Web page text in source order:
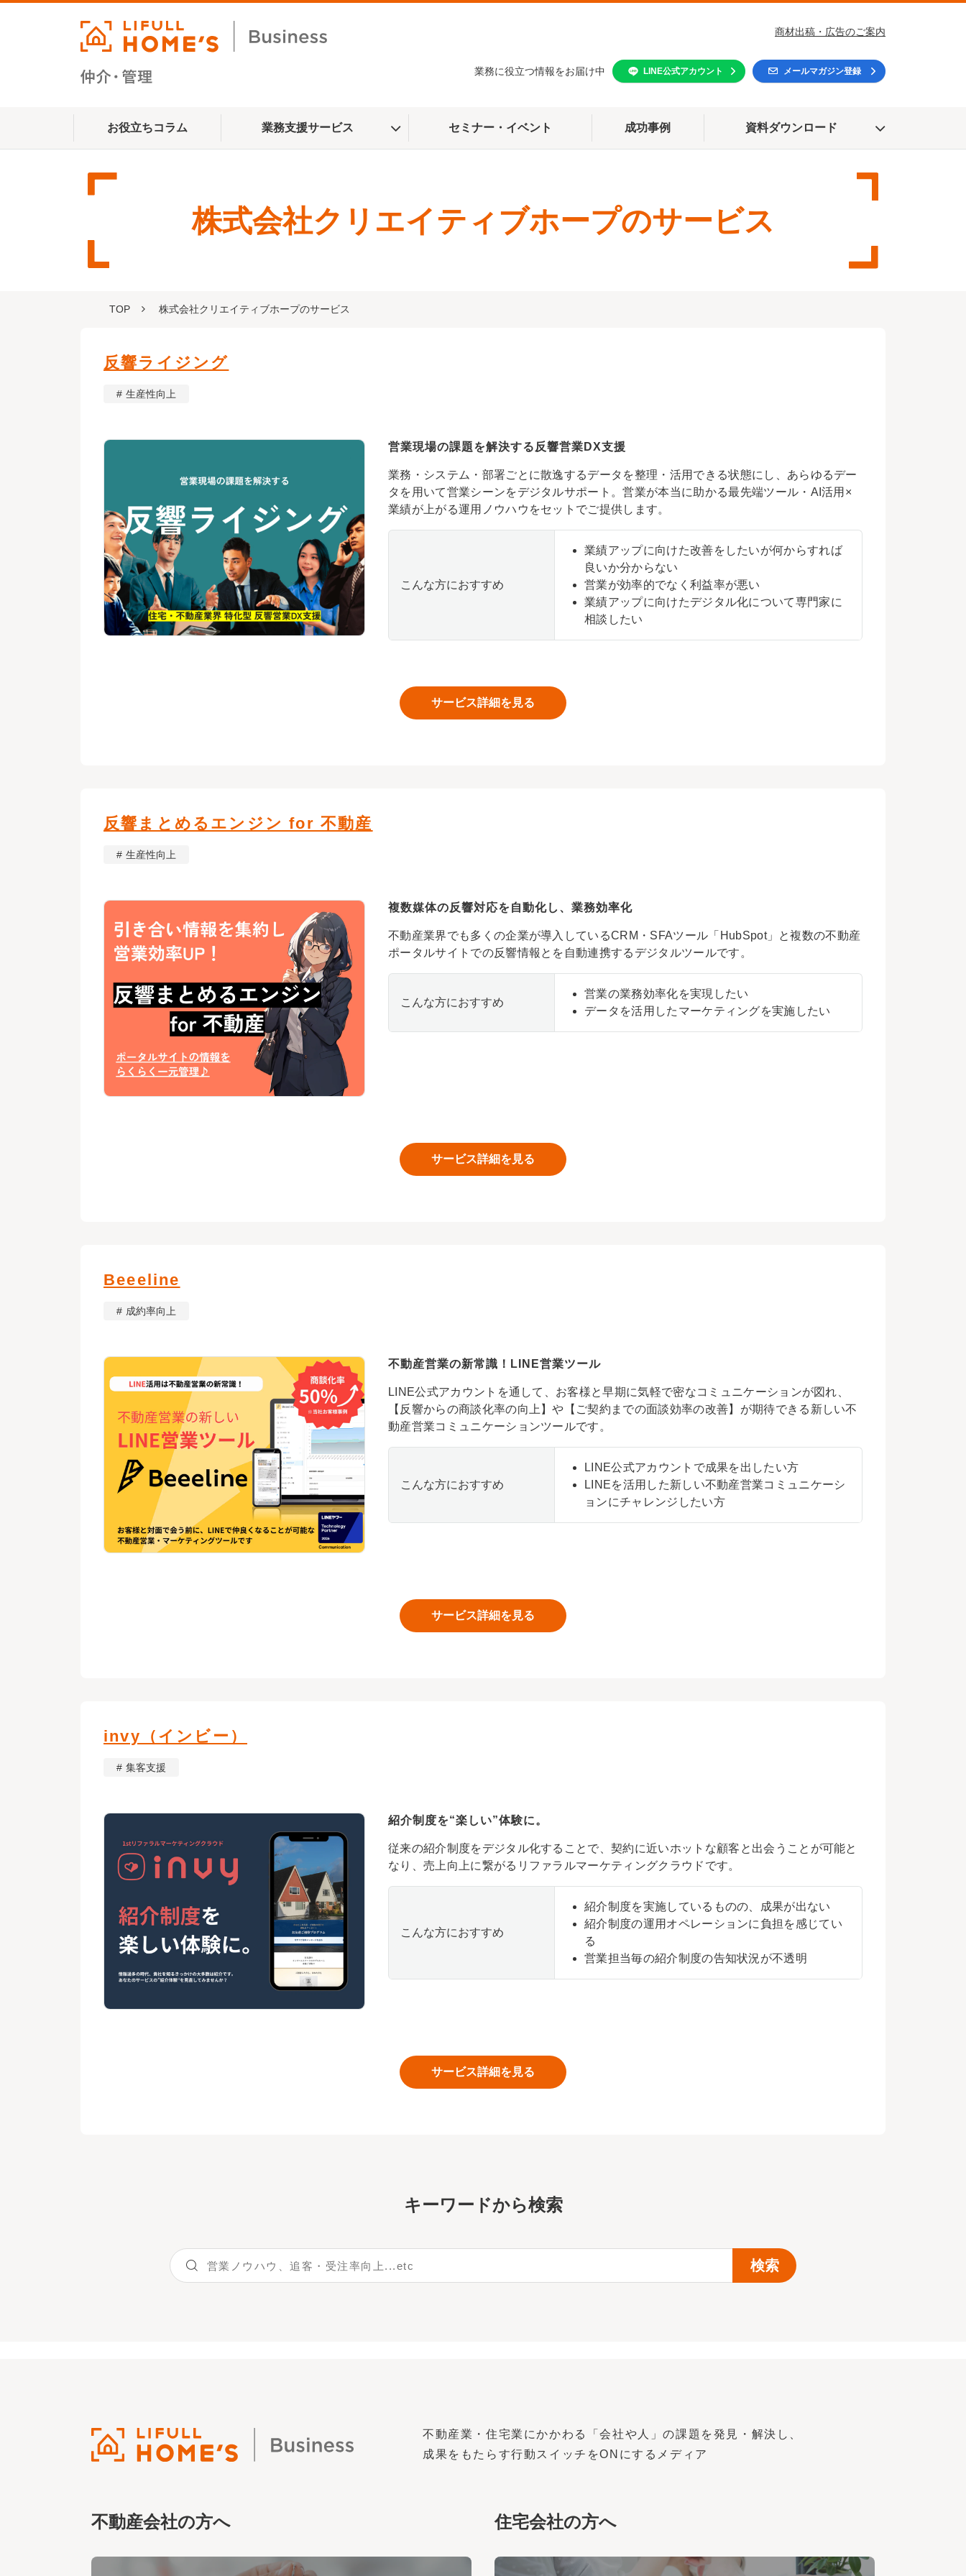
商材出稿・広告のご案内
業務に役立つ情報をお届け中 LINE公式アカウント メールマガジン登録
お役立ちコラム 業務支援サービス セミナー・イベント 成功事例 資料ダウンロード
株式会社クリエイティブホープのサービス
TOP 株式会社クリエイティブホープのサービス
反響ライジング
生産性向上
営業現場の課題を解決する反響営業DX支援
業務・システム・部署ごとに散逸するデータを整理・活用できる状態にし、あらゆるデー
タを用いて営業シーンをデジタルサポート。営業が本当に助かる最先端ツール・AI活用×
業績が上がる運用ノウハウをセットでご提供します。
こんな方におすすめ
業績アップに向けた改善をしたいが何からすれば
良いか分からない
営業が効率的でなく利益率が悪い
業績アップに向けたデジタル化について専門家に
相談したい
サービス詳細を見る
反響まとめるエンジン for 不動産
生産性向上
複数媒体の反響対応を自動化し、業務効率化
不動産業界でも多くの企業が導入しているCRM・SFAツール「HubSpot」と複数の不動産
ポータルサイトでの反響情報とを自動連携するデジタルツールです。
こんな方におすすめ
営業の業務効率化を実現したい
データを活用したマーケティングを実施したい
サービス詳細を見る
Beeeline
成約率向上
不動産営業の新常識！LINE営業ツール
LINE公式アカウントを通して、お客様と早期に気軽で密なコミュニケーションが図れ、
【反響からの商談化率の向上】や【ご契約までの面談効率の改善】が期待できる新しい不
動産営業コミュニケーションツールです。
こんな方におすすめ
LINE公式アカウントで成果を出したい方
LINEを活用した新しい不動産営業コミュニケーシ
ョンにチャレンジしたい方
サービス詳細を見る
invy（インビー）
集客支援
紹介制度を“楽しい”体験に。
従来の紹介制度をデジタル化することで、契約に近いホットな顧客と出会うことが可能と
なり、売上向上に繋がるリファラルマーケティングクラウドです。
こんな方におすすめ
紹介制度を実施しているものの、成果が出ない
紹介制度の運用オペレーションに負担を感じてい
る
営業担当毎の紹介制度の告知状況が不透明
サービス詳細を見る
キーワー ドから検索
不動産業・住宅業にかかわる「会社や人」の課題を発見・解決し、
成果をもたらす行動スイッチをON にするメディア
不動産会社の方へ 住宅会社の方へ